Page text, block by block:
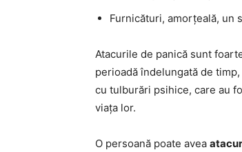
Furnicături, amorțeală, un
Atacurile de panică sunt
perioadă îndelungată de
cu tulburări psihice, care au
viața lor.
O persoană poate avea